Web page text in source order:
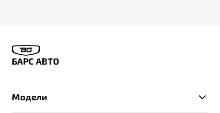
БАРС АВТО
Модели